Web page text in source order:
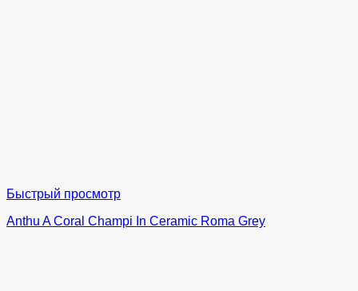
Быстрый просмотр
Anthu A Coral Champi In Ceramic Roma Grey